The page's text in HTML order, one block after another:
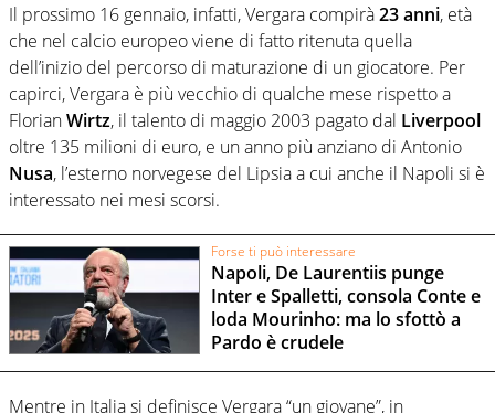
Il prossimo 16 gennaio, infatti, Vergara compirà23 anni, età
che nel calcio europeo viene di fatto ritenuta quella
dell’inizio del percorso di maturazione di un giocatore. Per
capirci, Vergara è più vecchio di qualche mese rispetto a
FlorianWirtz, il talento di maggio 2003 pagato dal Liverpool
oltre 135 milioni di euro, e un anno più anziano di Antonio
Nusa, l’esterno norvegese del Lipsia a cui anche il Napoli si è
interessato nei mesi scorsi.
Forse ti può interessare
Napoli, De Laurentiis punge
Inter e Spalletti, consola Conte e
loda Mourinho: ma lo sfottò a
Pardo è crudele
Mentre in Italia si definisce Vergara “un giovane”, in